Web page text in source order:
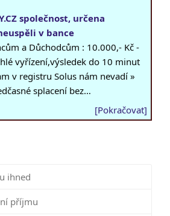
společnost, určena
v bance
a Důchodcům : 10.000,- Kč -
vyřízení,výsledek do 10 minut
v registru Solus nám nevadí »
splacení bez…
[Pokračovat]
ihned
příjmu